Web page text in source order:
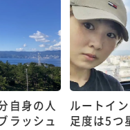
自身の人
ラッシュ
ルートイ
足度は5つ